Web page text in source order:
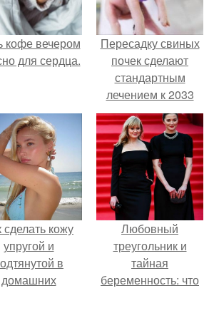
кофе вечером
для сердца.
Пересадку свиных
почек сделают
стандартным
лечением к 2033
году в Японии.
сделать кожу
упругой и
в
домашних
Любовный
треугольник и
тайная
беременность: что